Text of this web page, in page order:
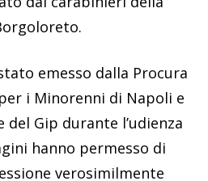
emesso dalla Procura
i Minorenni di Napoli e
del Gip durante l’udienza
hanno permesso di
verosimilmente